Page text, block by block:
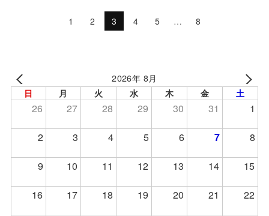
1 2 3 4 5 … 8
2026年 8月
日 月 火 水 木 金 土
26 27 28 29 30 31 1
2 3 4 5 6 7 8
9 10 11 12 13 14 15
16 17 18 19 20 21 22